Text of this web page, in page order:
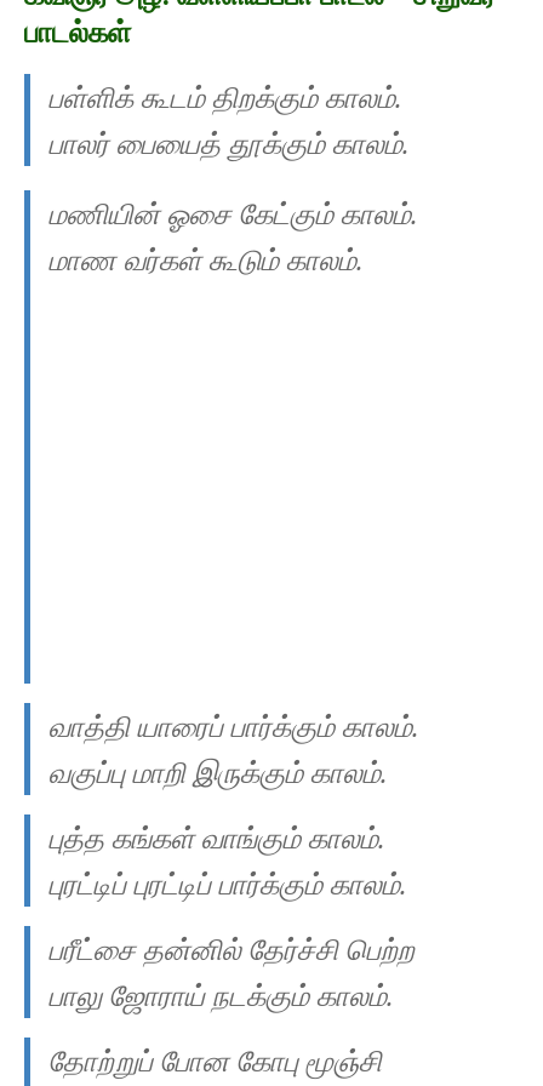
பாடல்கள்
பள்ளிக் கூடம் திறக்கும் காலம்.
பாலர் பையைத் தூக்கும் காலம்.
மணியின் ஓசை கேட்கும் காலம்.
மாண வர்கள் கூடும் காலம்.
வாத்தி யாரைப் பார்க்கும் காலம்.
வகுப்பு மாறி இருக்கும் காலம்.
புத்த கங்கள் வாங்கும் காலம்.
புரட்டிப் புரட்டிப் பார்க்கும் காலம்.
பரீட்சை தன்னில் தேர்ச்சி பெற்ற
பாலு ஜோராய் நடக்கும் காலம்.
தோற்றுப் போன கோபு மூஞ்சி